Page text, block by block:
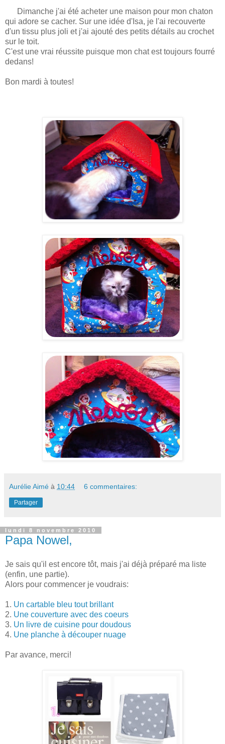
Dimanche j'ai été acheter une maison pour mon chaton
qui adore se cacher. Sur une idée d'Isa, je l'ai recouverte
d'un tissu plus joli et j'ai ajouté des petits détails au crochet
sur le toit.
C'est une vrai réussite puisque mon chat est toujours fourré
dedans!
Bon mardi à toutes!
Aurélie Aimé à 10:44 6 commentaires:
Partager
lundi 8 novembre 2010
Papa Nowel,
Je sais qu'il est encore tôt, mais j'ai déjà préparé ma liste
(enfin, une partie).
Alors pour commencer je voudrais:
1. Un cartable bleu tout brillant
2. Une couverture avec des coeurs
3. Un livre de cuisine pour doudous
4. Une planche à découper nuage
Par avance, merci!